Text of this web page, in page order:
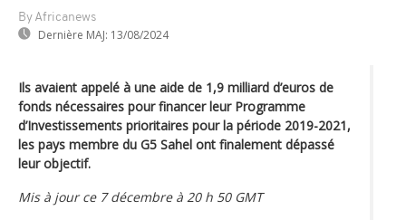
By Africanews
Dernière MAJ: 13/08/2024
Ils avaient appelé à une aide de 1,9 milliard d’euros de
fonds nécessaires pour financer leur Programme
d’Investissements prioritaires pour la période 2019-2021,
les pays membre du G5 Sahel ont finalement dépassé
leur objectif.
Mis à jour ce 7 décembre à 20 h 50 GMT